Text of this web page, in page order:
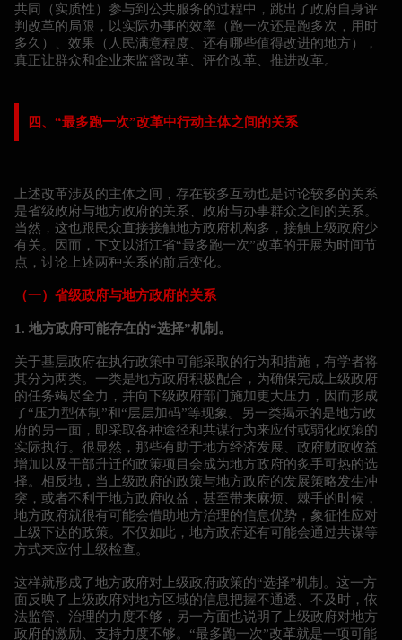
共同（实质性）参与到公共服务的过程中，跳出了政府自身评
判改革的局限，以实际办事的效率（跑一次还是跑多次，用时
多久）、效果（人民满意程度、还有哪些值得改进的地方），
真正让群众和企业来监督改革、评价改革、推进改革。
四、“最多跑一次”改革中行动主体之间的关系
上述改革涉及的主体之间，存在较多互动也是讨论较多的关系
是省级政府与地方政府的关系、政府与办事群众之间的关系。
当然，这也跟民众直接接触地方政府机构多，接触上级政府少
有关。因而，下文以浙江省“最多跑一次”改革的开展为时间节
点，讨论上述两种关系的前后变化。
（一）省级政府与地方政府的关系
1. 地方政府可能存在的“选择”机制。
关于基层政府在执行政策中可能采取的行为和措施，有学者将
其分为两类。一类是地方政府积极配合，为确保完成上级政府
的任务竭尽全力，并向下级政府部门施加更大压力，因而形成
了“压力型体制”和“层层加码”等现象。另一类揭示的是地方政
府的另一面，即采取各种途径和共谋行为来应付或弱化政策的
实际执行。很显然，那些有助于地方经济发展、政府财政收益
增加以及干部升迁的政策项目会成为地方政府的炙手可热的选
择。相反地，当上级政府的政策与地方政府的发展策略发生冲
突，或者不利于地方政府收益，甚至带来麻烦、棘手的时候，
地方政府就很有可能会借助地方治理的信息优势，象征性应对
上级下达的政策。不仅如此，地方政府还有可能会通过共谋等
方式来应付上级检查。
这样就形成了地方政府对上级政府政策的“选择”机制。这一方
面反映了上级政府对地方区域的信息把握不通透、不及时，依
法监管、治理的力度不够，另一方面也说明了上级政府对地方
政府的激励、支持力度不够。“最多跑一次”改革就是一项可能